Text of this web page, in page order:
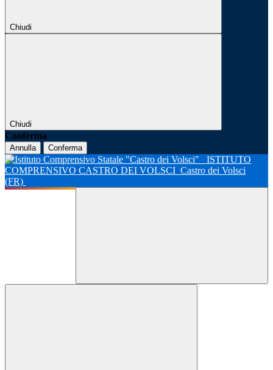
Chiudi
Chiudi
Conferma
Annulla Conferma
ISTITUTO
COMPRENSIVO CASTRO DEI VOLSCI Castro dei Volsci
(FR)